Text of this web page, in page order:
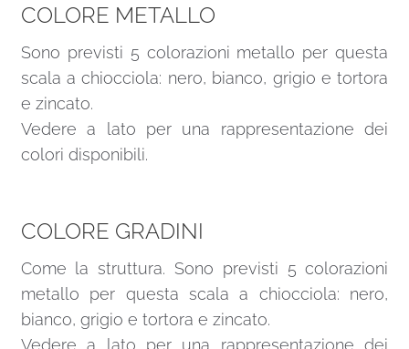
COLORE METALLO
Sono previsti 5 colorazioni metallo per questa
scala a chiocciola: nero, bianco, grigio e tortora
e zincato.
Vedere a lato per una rappresentazione dei
colori disponibili.
COLORE GRADINI
Come la struttura. Sono previsti 5 colorazioni
metallo per questa scala a chiocciola: nero,
bianco, grigio e tortora e zincato.
Vedere a lato per una rappresentazione dei